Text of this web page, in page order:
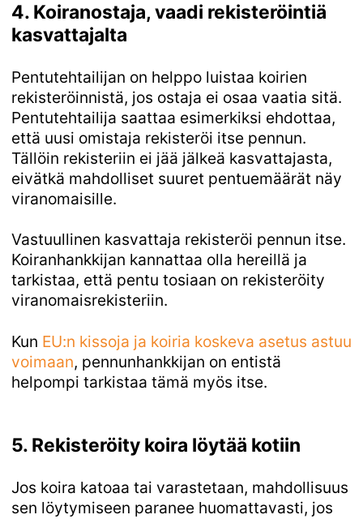
4. Koiranostaja, vaadi rekisteröintiä
kasvattajalta
Pentutehtailijan on helppo luistaa koirien
rekisteröinnistä, jos ostaja ei osaa vaatia sitä.
Pentutehtailija saattaa esimerkiksi ehdottaa,
että uusi omistaja rekisteröi itse pennun.
Tällöin rekisteriin ei jää jälkeä kasvattajasta,
eivätkä mahdolliset suuret pentuemäärät näy
viranomaisille.
Vastuullinen kasvattaja rekisteröi pennun itse.
Koiranhankkijan kannattaa olla hereillä ja
tarkistaa, että pentu tosiaan on rekisteröity
viranomaisrekisteriin.
Kun EU:n kissoja ja koiria koskeva asetus astuu
voimaan, pennunhankkijan on entistä
helpompi tarkistaa tämä myös itse.
5. Rekisteröity koira löytää kotiin
Jos koira katoaa tai varastetaan, mahdollisuus
sen löytymiseen paranee huomattavasti, jos